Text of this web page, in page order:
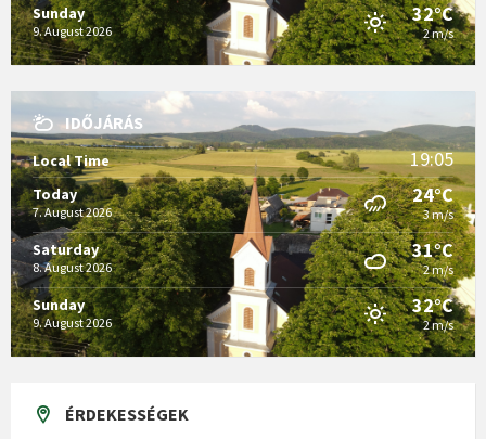
Sunday
9. August 2026
32°C
2 m/s
IDŐJÁRÁS
Local Time 19:05
Today
7. August 2026
24°C
3 m/s
Saturday
8. August 2026
31°C
2 m/s
Sunday
9. August 2026
32°C
2 m/s
ÉRDEKESSÉGEK